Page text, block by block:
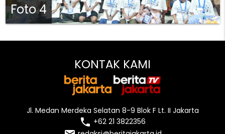
Foto 4
KONTAK KAMI
Jl. Medan Merdeka Selatan 8-9 Blok F Lt. II Jakarta
local_phone +62 21 3822356